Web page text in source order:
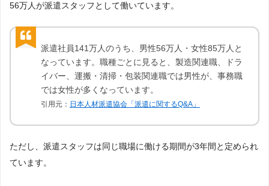
56万人が派遣スタッフとして働いています。
派遣社員141万人のうち、男性56万人・女性85万人と
なっています。職種ごとに見ると、製造関連職、ドラ
イバー、運搬・清掃・包装関連職では男性が、事務職
では女性が多くなっています。
引用元： 日本人材派遣協会「派遣に関するQ&A」
ただし、派遣スタッフは同じ職場に働ける期間が3年間と定められ
ています。